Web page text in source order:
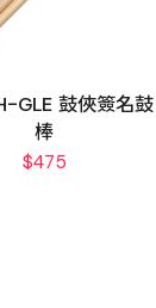
GLE 鼓俠簽名鼓
棒
$475